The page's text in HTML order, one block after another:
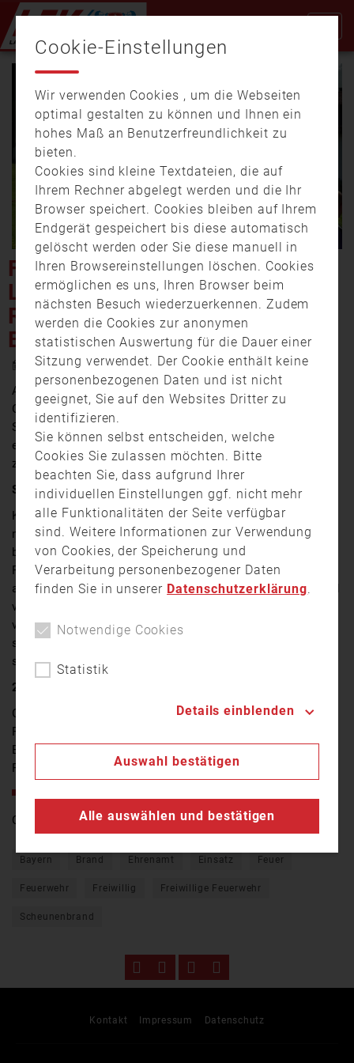
Video
FLAMMENMEER IM
LANDKREIS BAYREUTH: 250
RETTER KÄMPFEN GEGEN
BRENNENDE SCHEUNE!
28. April 2025 17:02
Am Montagmittag (28. April) kam es im Mistelgauer
Ortsteil Braunersberg (Landkreis Bayreuth) zu einem
Scheunenbrand, bei dem ein erheblicher Sachschaden
entstand. Die Kriminalpolizei Bayreuth ermittelt derzeit
zur Ursache des Feuers.
Sechsstelliger Sachschaden
Kurz nach 12:00 Uhr setzten Bewohner den Notruf ab,
nachdem sie in einem Anbau ihrer Scheune ein Feuer
bemerkt hatten. Durch das schnelle Eingreifen der
Feuerwehr konnte ein Übergreifen der Flammen auf das
angrenzende Wohnhaus sowie den nahegelegenen Wald
verhindert werden. Dennoch brannte die Scheune
vollständig nieder. Nach ersten Schätzungen beläuft
sich der Sachschaden auf einen Betrag im
sechsstelligen Eurobereich.
250 Einsatzkräfte vor Ort
Glücklicherweise wurden bei dem Brand keine
Personen verletzt. Insgesamt waren rund 250
Einsatzkräfte von Feuerwehr, Rettungsdienst, THW und
Polizei im Einsatz.
Quelle:
TV Oberfranken
Bayern Brand Ehrenamt Einsatz Feuer
Feuerwehr Freiwillig Freiwillige Feuerwehr
Scheunenbrand
Kontakt Impressum Datenschutz
Cookie-Einstellungen
Wir verwenden Cookies , um die Webseiten
optimal gestalten zu können und Ihnen ein
hohes Maß an Benutzerfreundlichkeit zu
bieten.
Cookies sind kleine Textdateien, die auf
Ihrem Rechner abgelegt werden und die Ihr
Browser speichert. Cookies bleiben auf Ihrem
Endgerät gespeichert bis diese automatisch
gelöscht werden oder Sie diese manuell in
Ihren Browsereinstellungen löschen. Cookies
ermöglichen es uns, Ihren Browser beim
nächsten Besuch wiederzuerkennen. Zudem
werden die Cookies zur anonymen
statistischen Auswertung für die Dauer einer
Sitzung verwendet. Der Cookie enthält keine
personenbezogenen Daten und ist nicht
geeignet, Sie auf den Websites Dritter zu
identifizieren.
Sie können selbst entscheiden, welche
Cookies Sie zulassen möchten. Bitte
beachten Sie, dass aufgrund Ihrer
individuellen Einstellungen ggf. nicht mehr
alle Funktionalitäten der Seite verfügbar
sind. Weitere Informationen zur Verwendung
von Cookies, der Speicherung und
Verarbeitung personenbezogener Daten
finden Sie in unserer Datenschutzerklärung.
Notwendige Cookies
Statistik
Details einblenden
Auswahl bestätigen
Alle auswählen und bestätigen